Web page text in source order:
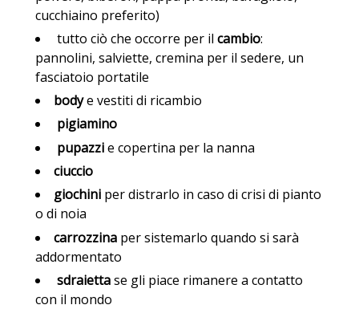
cucchiaino preferito)
tutto ciò che occorre per il cambio:
pannolini, salviette, cremina per il sedere, un
fasciatoio portatile
bodye vestiti di ricambio
pigiamino
pupazzie copertina per la nanna
ciuccio
giochiniper distrarlo in caso di crisi di pianto
o di noia
carrozzinaper sistemarlo quando si sarà
addormentato
sdraiettase gli piace rimanere a contatto
con il mondo